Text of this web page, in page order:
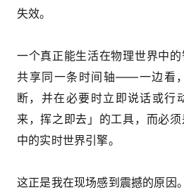
失效。
一个真正能生活在物理世界中
共享同一条时间轴——一边看
断，并在必要时立即说话或行
来，挥之即去」的工具，而必
中的实时世界引擎。
这正是我在现场感到震撼的原因。